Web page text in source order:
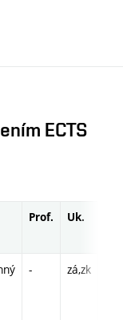
ECTS
Prof. Uk.
- zá,zk